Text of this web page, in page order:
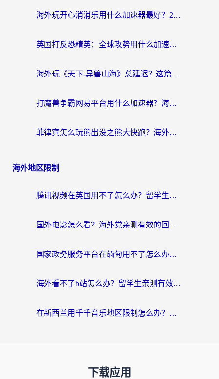
海外玩开心消消乐用什么加速器最好？2026真实体验指南，告别延迟卡顿
英国打反恐精英：全球攻势用什么加速器？2026年实测有效的国服游戏加速指南
海外玩《天下-异兽山海》总延迟？这篇延迟加速器指南帮你告别卡顿（附日本玩Sky光·遇最高警戒解决方案）
打魔兽争霸网易平台用什么加速器？海外党亲测有效的国服游戏加速指南
菲律宾怎么玩熊出没之熊大快跑？海外党国服游戏加速终极攻略（附3款热门游戏实测）
海外地区限制
腾讯视频在英国用不了怎么办？留学生亲测有效的回国加速器指南
国外电影怎么看？海外党亲测有效的回国加速器选择指南
国家政务服务平台在缅甸用不了怎么办？海外华人必看的回国加速全攻略
海外看不了b站怎么办？留学生亲测有效的回国加速器选择攻略，解决豆瓣音乐、美团外卖难题
在新西兰用千千音乐地区限制怎么办？海外华人必备的回国加速解决方案
下载应用